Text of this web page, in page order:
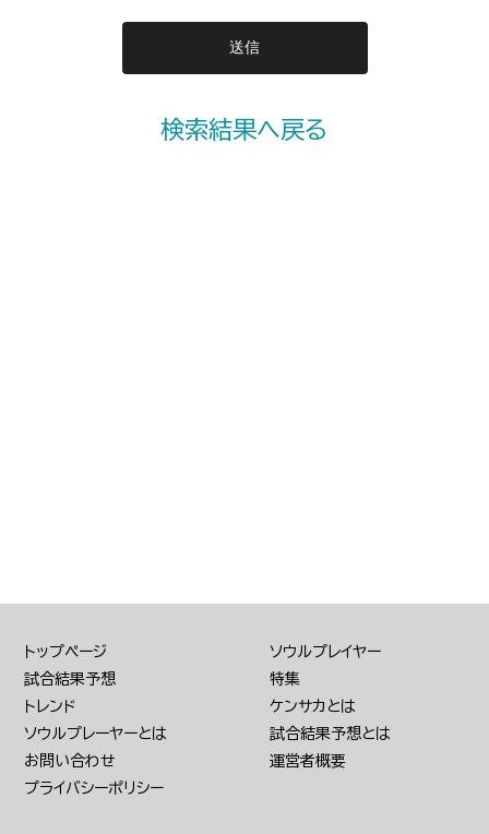
検索結果へ戻る
トップページ
ソウルプレイヤー
試合結果予想
特集
トレンド
ケンサカとは
ソウルプレーヤーとは
試合結果予想とは
お問い合わせ
運営者概要
プライバシーポリシー